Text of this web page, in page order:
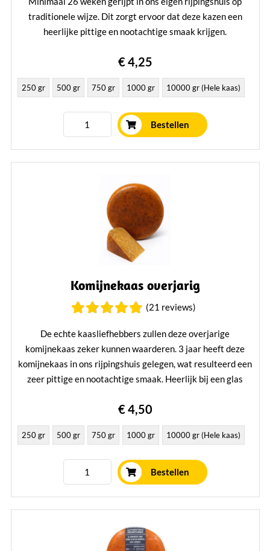
traditionele wijze. Dit zorgt ervoor dat deze kazen een
heerlijke pittige en nootachtige smaak krijgen.
€ 4,25
250 gr 500 gr 750 gr 1000 gr 10000 gr (Hele kaas)
Bestellen
Komijnekaas overjarig
(21 reviews)
De echte kaasliefhebbers zullen deze overjarige
komijnekaas zeker kunnen waarderen. 3 jaar heeft deze
komijnekaas in ons rijpingshuis gelegen, wat resulteerd een
zeer pittige en nootachtige smaak. Heerlijk bij een glas
Lees verder
€ 4,50
250 gr 500 gr 750 gr 1000 gr 10000 gr (Hele kaas)
Bestellen